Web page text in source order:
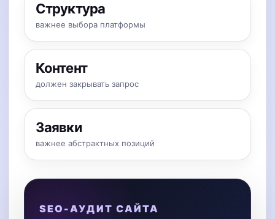
Структура
важнее выбора платформы
Контент
должен закрывать запрос
Заявки
важнее абстрактных позиций
SEO-АУДИТ САЙТА